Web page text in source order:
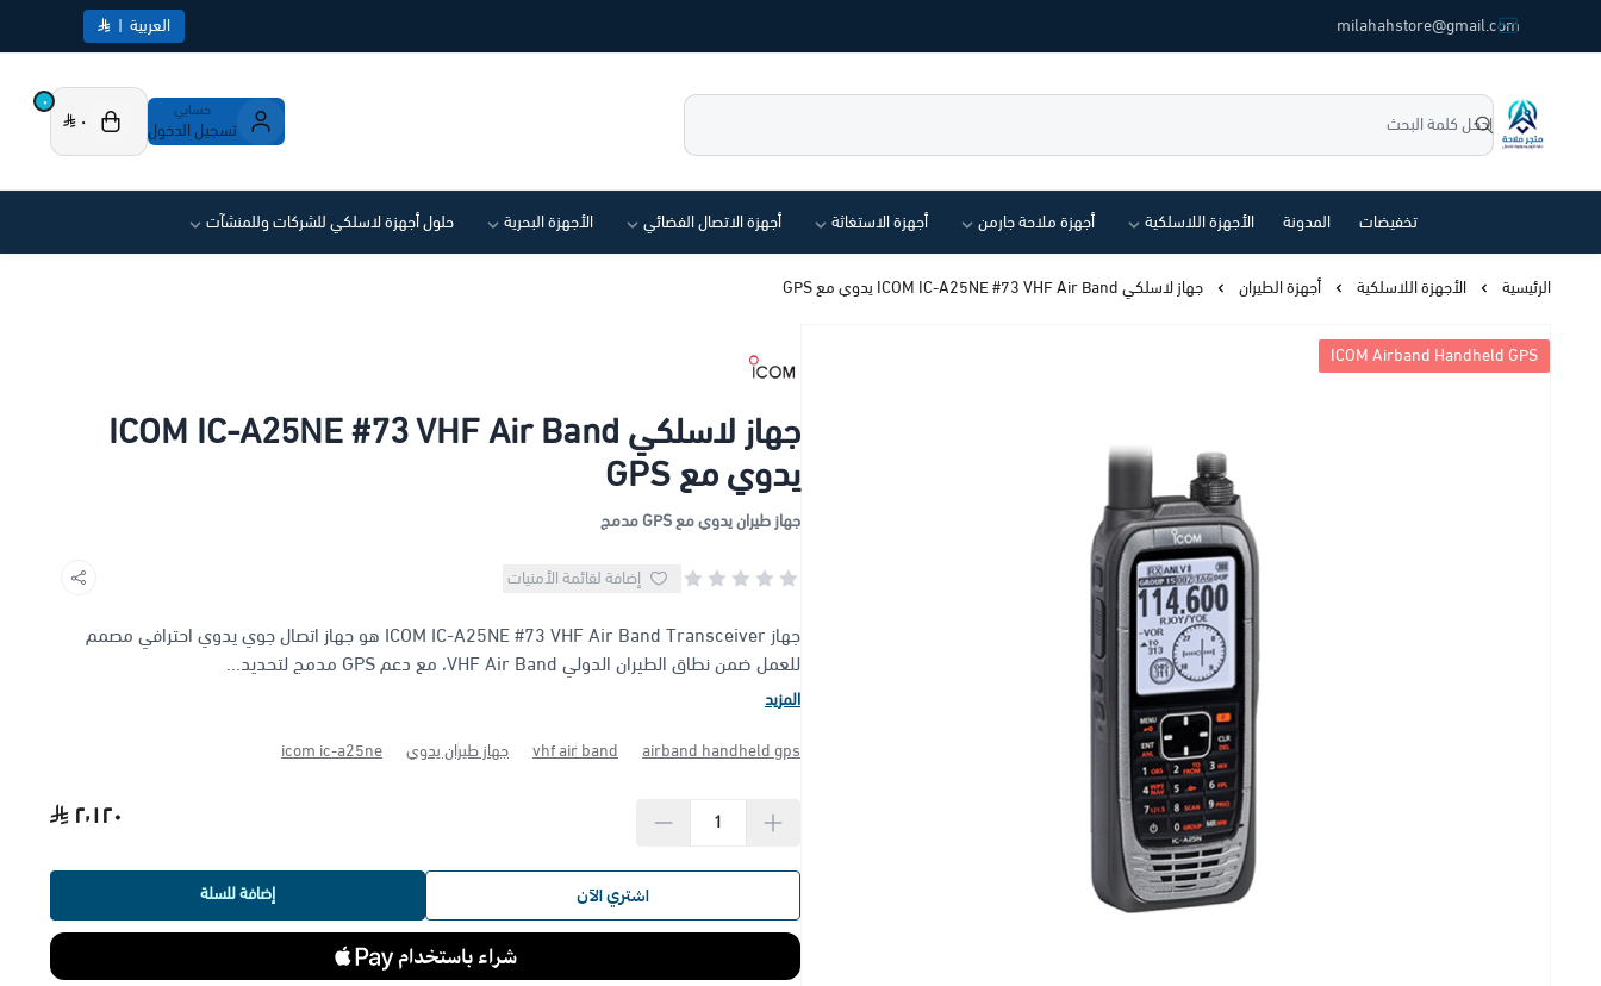
common.titles.skip_to_main_content
milahahstore@gmail.com العربية |
متجر ملاحة
حسابي
تسجيل الدخول
٠
٠
تخفيضات المدونة الأجهزة اللاسلكية أجهزة ملاحة جارمن أجهزة الاستغاثة أجهزة الاتصال الفضائي الأجهزة البحرية حلول أجهزة لاسلكي للشركات وللمنشآت
الرئيسية الأجهزة اللاسلكية أجهزة الطيران جهاز لاسلكي ICOM IC-A25NE #73 VHF Air Band يدوي مع GPS
ICOM Airband Handheld GPS
جهاز لاسلكي ICOM IC-A25NE #73 VHF Air Band
يدوي مع GPS
جهاز طيران يدوي مع GPS مدمج
إضافة لقائمة الأمنيات
جهاز ICOM IC-A25NE #73 VHF Air Band Transceiver هو جهاز اتصال جوي يدوي احترافي مصمم
للعمل ضمن نطاق الطيران الدولي VHF Air Band، مع دعم GPS مدمج لتحديد...
المزيد
airband handheld gps
vhf air band جهاز طيران يدوي icom ic-a25ne
٢٬١٢٠
إضافة للسلة اشتري الآن